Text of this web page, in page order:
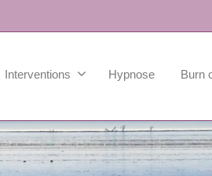
Interventions Hypnose Burn